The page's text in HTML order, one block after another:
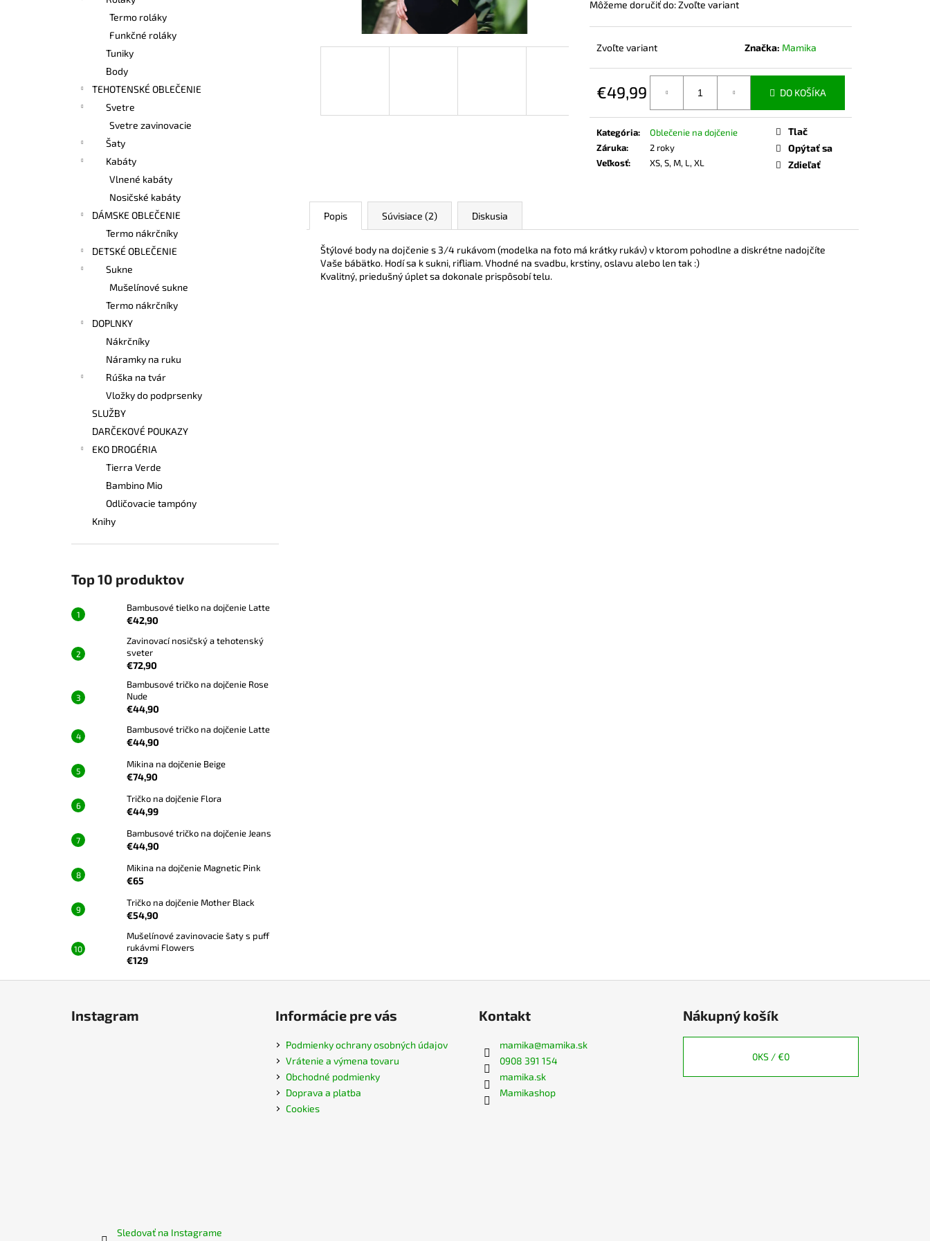
Termo roláky
Funkčné roláky
Tuniky
Body
TEHOTENSKÉ OBLEČENIE
Svetre
Svetre zavinovacie
Šaty
Kabáty
Vlnené kabáty
Nosičské kabáty
DÁMSKE OBLEČENIE
Termo nákrčníky
DETSKÉ OBLEČENIE
Sukne
Mušelínové sukne
Termo nákrčníky
DOPLNKY
Nákrčníky
Náramky na ruku
Rúška na tvár
Vložky do podprsenky
SLUŽBY
DARČEKOVÉ POUKAZY
EKO DROGÉRIA
Tierra Verde
Bambino Mio
Odličovacie tampóny
Knihy
Top 10 produktov
Bambusové tielko na dojčenie Latte
€42,90
Zavinovací nosičský a tehotenský
sveter
€72,90
Bambusové tričko na dojčenie Rose
Nude
€44,90
Bambusové tričko na dojčenie Latte
€44,90
Mikina na dojčenie Beige
€74,90
Tričko na dojčenie Flora
€44,99
Bambusové tričko na dojčenie Jeans
€44,90
Mikina na dojčenie Magnetic Pink
€65
Tričko na dojčenie Mother Black
€54,90
Mušelínové zavinovacie šaty s puff
rukávmi Flowers
€129
Môžeme doručiť do:Zvoľte variant
Zvoľte variant Značka: Mamika
€49,99
cena:
DO KOŠÍKA
Kategória:
Oblečenie na dojčenie
Záruka:
2 roky
Veľkosť: XS, S, M, L, XL
Tlač
Opýtať sa
Zdieľať
Popis Súvisiace (2) Diskusia
Štýlové body na dojčenie s 3/4 rukávom (modelka na foto má krátky rukáv) v ktorom pohodlne a diskrétne nadojčíte
Vaše bábätko. Hodí sa k sukni, rifliam. Vhodné na svadbu, krstiny, oslavu alebo len tak :)
Kvalitný, priedušný úplet sa dokonale prispôsobí telu.
BAMBUSOVÉ TIELKO NA DOJČENIE
€42,90
ZAVINOVACÍ NOSIČSKÝ A TEHOTENSKÝ
BAMBUSOVÉ TRIČKO NA DOJČENIE ROSE
Instagram
Sledovať na Instagrame
Informácie pre vás
Podmienky ochrany osobných údajov
Vrátenie a výmena tovaru
Obchodné podmienky
Doprava a platba
Cookies
Kontakt
mamika@mamika.sk
0908 391 154
mamika.sk
Mamikashop
Nákupný košík
0KS /€0